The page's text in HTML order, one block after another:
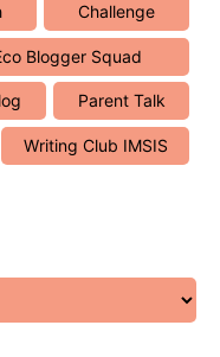
Challenge
Blogger Squad
Parent Talk
Writing Club IMSIS